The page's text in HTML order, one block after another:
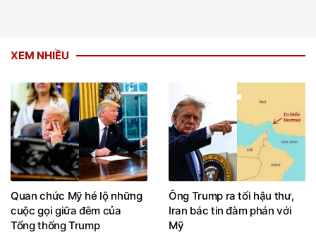
XEM NHIỀU
Quan chức Mỹ hé lộ những
cuộc gọi giữa đêm của
Tổng thống Trump
Ông Trump ra tối hậu thư,
Iran bác tin đàm phán với
Mỹ